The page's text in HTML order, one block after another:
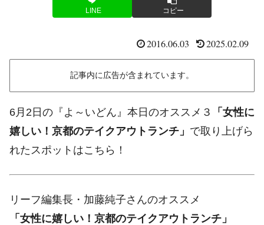
LINE コピー
2016.06.03 2025.02.09
記事内に広告が含まれています。
6月2日の『よ～いどん』本日のオススメ３
「女性に
嬉しい！京都のテイクアウトランチ」 で取り上げら
れたスポットはこちら！
リーフ編集長・加藤純子さんのオススメ
「女性に嬉しい！京都のテイクアウトランチ」